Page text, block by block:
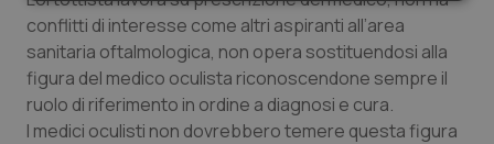
conflitti di interesse come altri aspiranti all’area
sanitaria oftalmologica, non opera sostituendosi alla
figura del medico oculista riconoscendone sempre il
ruolo di riferimento in ordine a diagnosi e cura.
I medici oculisti non dovrebbero temere questa figura